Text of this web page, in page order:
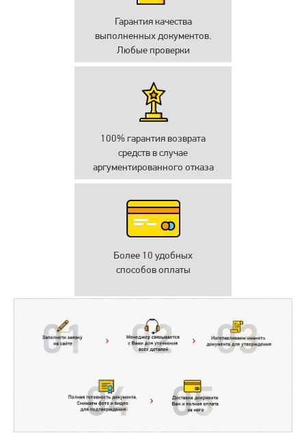
Гарантия качества
выполненных документов.
Любые проверки
100% гарантия возврата
средств в случае
аргументированного отказа
Более 10 удобных
способов оплаты